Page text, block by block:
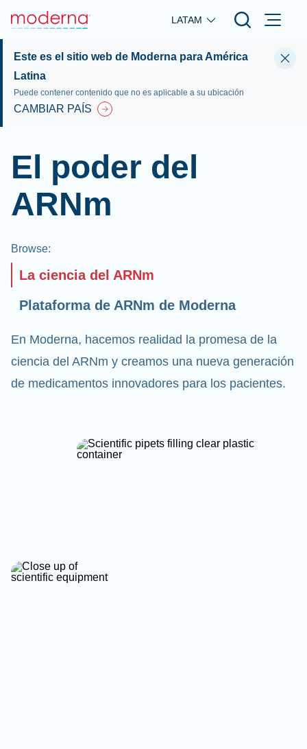
Skip to main content
LATAM
Este es el sitio web de Moderna para América
Latina
Puede contener contenido que no es aplicable a su ubicación
CAMBIAR PAÍS
El poder del
ARNm
Browse:
La ciencia del ARNm
Plataforma de ARNm de Moderna
En Moderna, hacemos realidad la promesa de la
ciencia del ARNm y creamos una nueva generación
de medicamentos innovadores para los pacientes.